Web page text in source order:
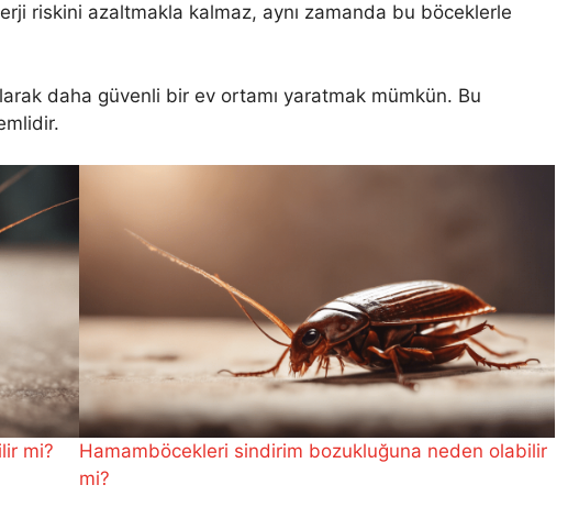
riskini azaltmakla kalmaz, aynı zamanda bu böceklerle
daha güvenli bir ev ortamı yaratmak mümkün. Bu
mi?
Hamamböcekleri sindirim bozukluğuna neden olabilir
mi?